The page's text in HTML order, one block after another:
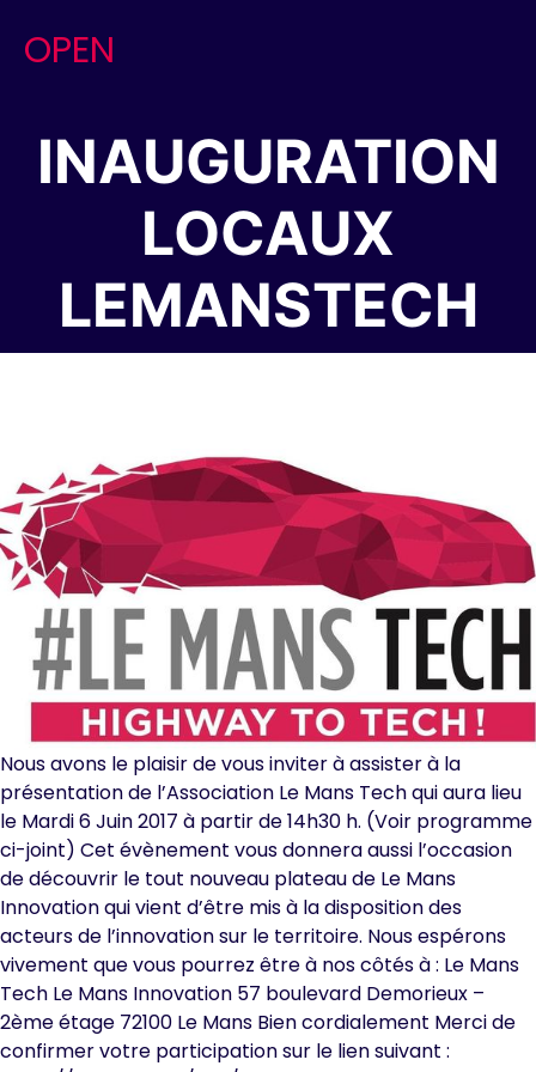
content
OPEN
INAUGURATION
LOCAUX
LEMANSTECH
Nous avons le plaisir de vous inviter à assister à la
présentation de l’Association Le Mans Tech qui aura lieu
le Mardi 6 Juin 2017 à partir de 14h30 h. (Voir programme
ci-joint) Cet évènement vous donnera aussi l’occasion
de découvrir le tout nouveau plateau de Le Mans
Innovation qui vient d’être mis à la disposition des
acteurs de l’innovation sur le territoire. Nous espérons
vivement que vous pourrez être à nos côtés à : Le Mans
Tech Le Mans Innovation 57 boulevard Demorieux –
2ème étage 72100 Le Mans Bien cordialement Merci de
confirmer votre participation sur le lien suivant :